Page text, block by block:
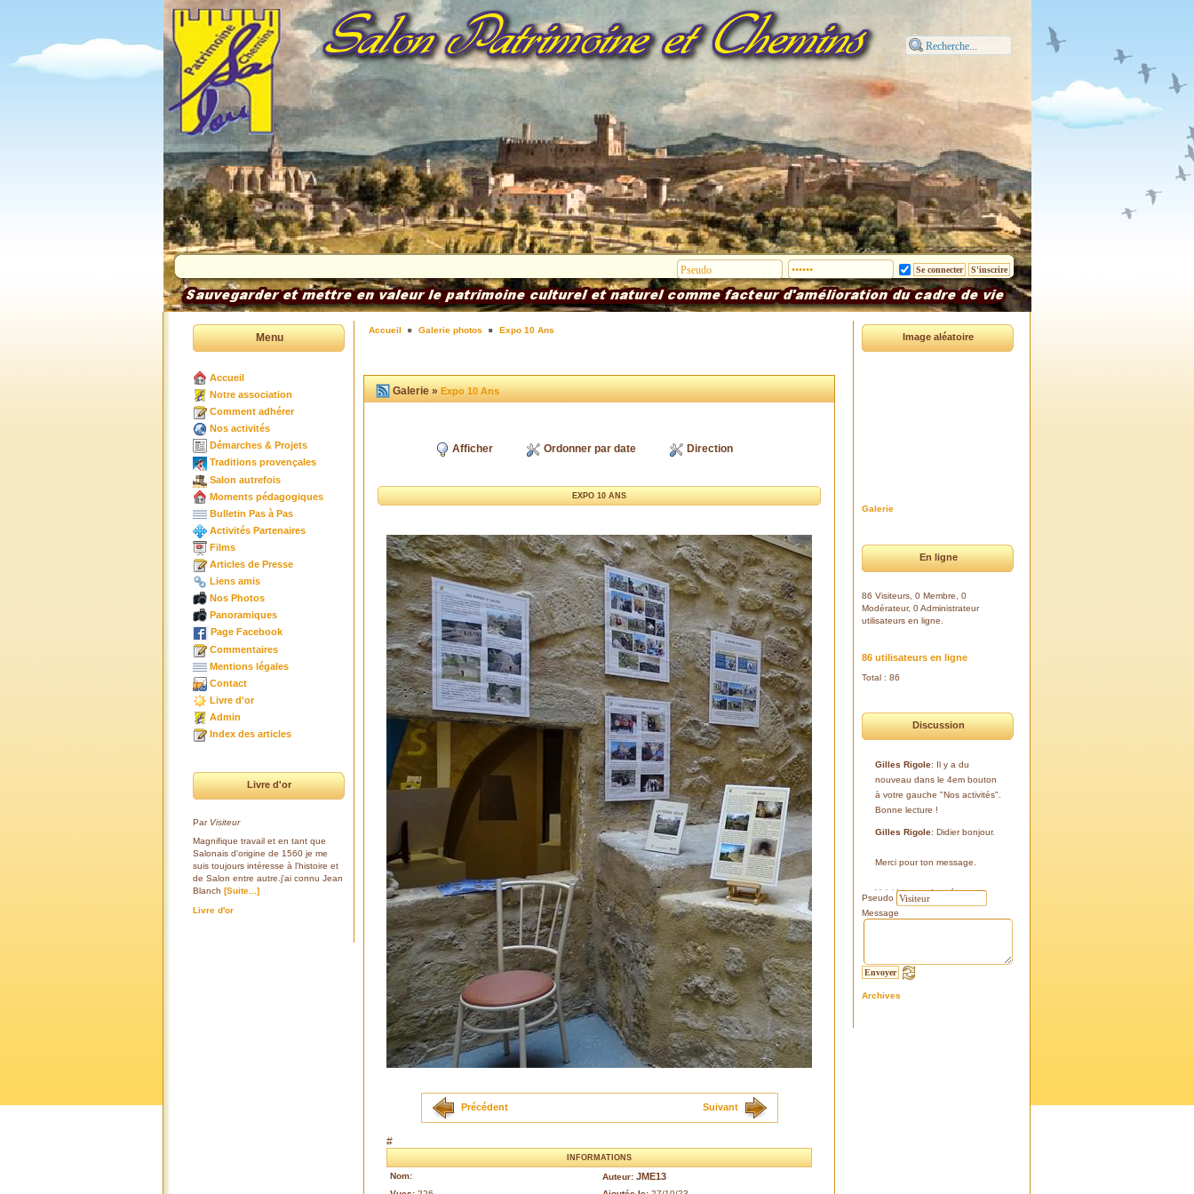
Menu
Accueil
Notre association
Comment adhérer
Nos activités
Démarches & Projets
Traditions provençales
Salon autrefois
Moments pédagogiques
Bulletin Pas à Pas
Activités Partenaires
Films
Articles de Presse
Liens amis
Nos Photos
Panoramiques
Page Facebook
Commentaires
Mentions légales
Contact
Livre d'or
Admin
Index des articles
Livre d'or
Par Visiteur
Magnifique travail et en tant que
Salonais d'origine de 1560 je me
suis toujours intéresse à l'histoire et
de Salon entre autre.j'ai connu Jean
Blanch [Suite...]
Livre d'or
Image aléatoire
Galerie
En ligne
86 Visiteurs, 0 Membre, 0
Modérateur, 0 Administrateur
utilisateurs en ligne.
86 utilisateurs en ligne
Total : 86
Discussion
Gilles Rigole: Il y a du
nouveau dans le 4em bouton
à votre gauche "Nos activités".
Bonne lecture !
Gilles Rigole: Didier bonjour.
Merci pour ton message.
Voici les coordonnées:
43°38'48'' N
Si tu le peux, le veux, notre
l'Eissame, fait une sortie le
Pseudo
Message
Archives
Accueil Galerie photos Expo 10 Ans
Galerie »Expo 10 Ans
Afficher Ordonner par date Direction
EXPO 10 ANS
Précédent Suivant
#
INFORMATIONS
Nom: Auteur: JME13